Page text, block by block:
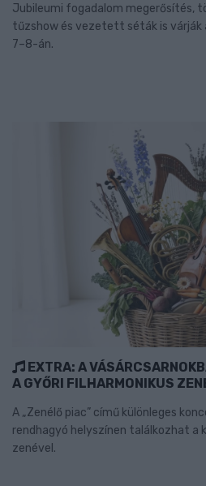
Jubileumi fogadalom megerősítés,
tűzshow és vezetett séták is várják
7–8-án.
EXTRA: A
A GYŐRI FILHARMONIKUS
A „Zenélő piac” című különleges
rendhagyó helyszínen találkozhat a
zenével.